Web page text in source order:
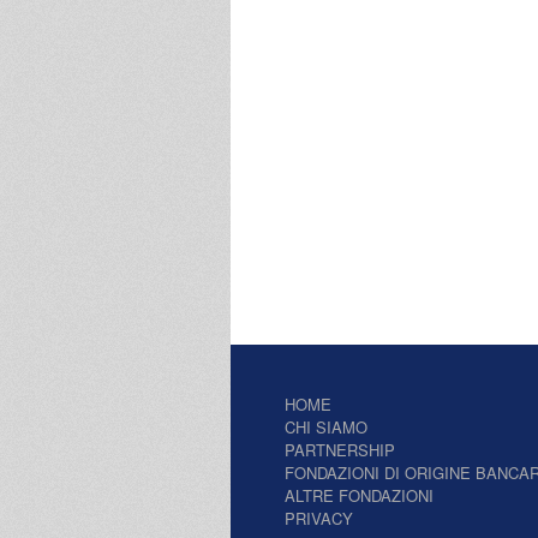
HOME
CHI SIAMO
PARTNERSHIP
FONDAZIONI DI ORIGINE
ALTRE FONDAZIONI
PRIVACY